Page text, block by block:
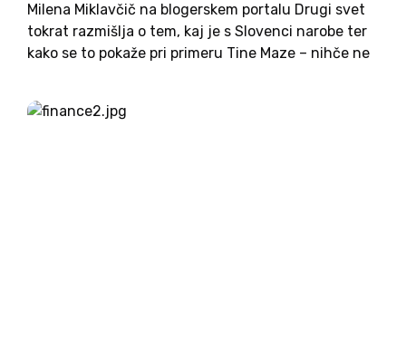
Milena Miklavčič na blogerskem portalu Drugi svet
tokrat razmišlja o tem, kaj je s Slovenci narobe ter
kako se to pokaže pri primeru Tine Maze – nihče ne
vinu je pač resnica?)...